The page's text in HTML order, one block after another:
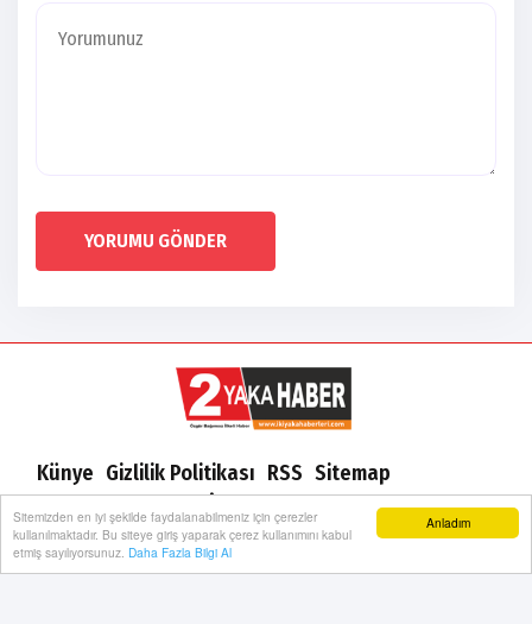
Anladım
Sitemizden en iyi şekilde faydalanabilmeniz için çerezler
kullanılmaktadır. Bu siteye giriş yaparak çerez kullanımını kabul
etmiş sayılıyorsunuz. Daha Fazla Bilgi Al
YORUMU GÖNDER
Künye Gizlilik Politikası RSS Sitemap